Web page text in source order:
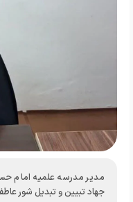
مدیر مدرسه علمیه امام
جهاد تبیین و تبدیل شور